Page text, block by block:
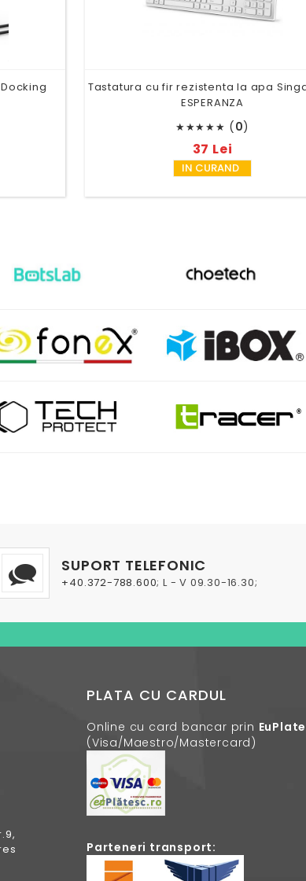
Docking
Tastatura cu fir rezistenta la apa
ESPERANZA
★★★★★ (0)
37 Lei
IN CURAND
SUPORT TELEFONIC
+40.372-788.600; L - V 09.30-16.30;
PLATA CU CARDUL
Online cu card bancar prin
(Visa/Maestro/Mastercard)
Parteneri transport: